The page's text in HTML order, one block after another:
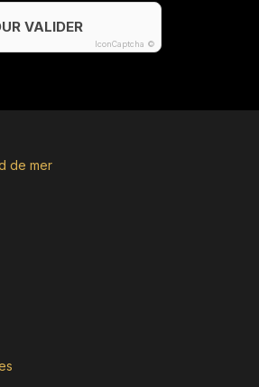
VALIDER
IconCaptcha ©
de mer